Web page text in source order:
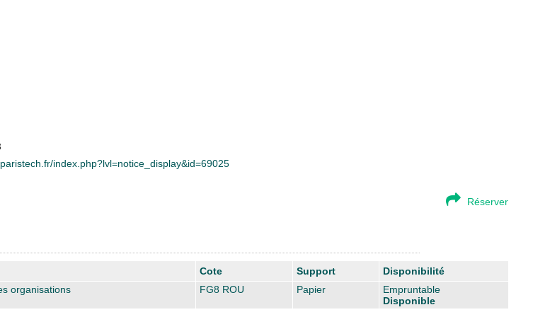
index.php?lvl=notice_display&id=69025
Réserver
Cote Support
Disponibilité
organisations FG8 ROU Papier
Empruntable
Disponible